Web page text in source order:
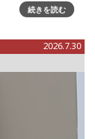
うのもアール
続きを読む
2026.7.30